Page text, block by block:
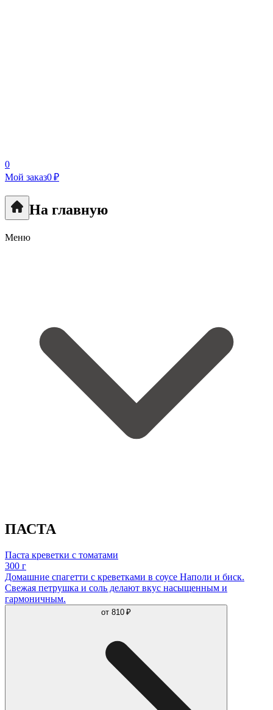
0
Мой заказ0 ₽
На главную
Меню
ПАСТА
Паста креветки с томатами
300 г
Домашние спагетти с креветками в соусе Наполи и биск.
Свежая петрушка и соль делают вкус насыщенным и
гармоничным.
от 810 ₽